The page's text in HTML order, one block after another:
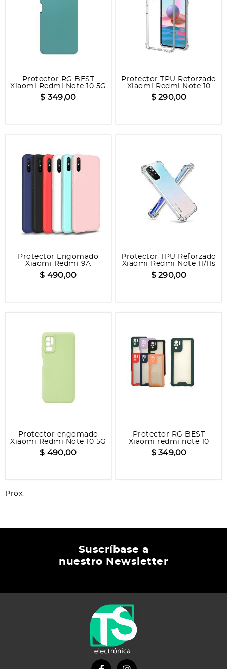
Protector RG BEST
Xiaomi Redmi Note 10 5G
$ 349,00
Protector TPU Reforzado
Xiaomi Redmi Note 10
$ 290,00
Protector Engomado
Xiaomi Redmi 9A
$ 490,00
Protector TPU Reforzado
Xiaomi Redmi Note 11/11s
$ 290,00
Protector engomado
Xiaomi Redmi Note 10 5G
$ 490,00
Protector RG BEST
Xiaomi redmi note 10
$ 349,00
Prox.
Suscríbase a
nuestro Newsletter